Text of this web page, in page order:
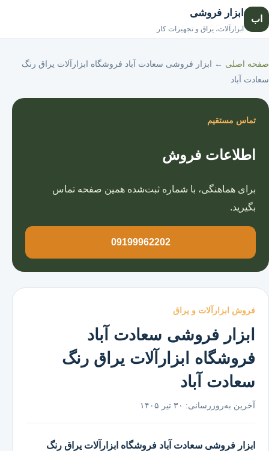
اب
ابزار فروشی
ابزارآلات، یراق و تجهیزات کار
صفحه اصلی ← ابزار فروشی سعادت آباد فروشگاه ابزارآلات یراق رنگ
سعادت آباد
فروش ابزارآلات و یراق
ابزار فروشی سعادت آباد
فروشگاه ابزارآلات یراق رنگ
سعادت آباد
آخرین به‌روزرسانی: ۳۰ تیر ۱۴۰۵
ابزار فروشی سعادت آباد فروشگاه ابزارآلات یراق رنگ
تماس مستقیم
اطلاعات فروش
برای هماهنگی، با شماره ثبت‌شده همین صفحه تماس
بگیرید.
09199962202